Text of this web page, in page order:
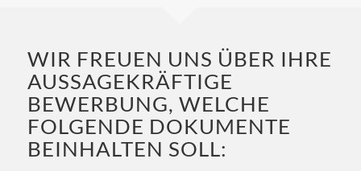
WIR FREUEN UNS ÜBER IHRE
AUSSAGEKRÄFTIGE
BEWERBUNG, WELCHE
FOLGENDE DOKUMENTE
BEINHALTEN SOLL: